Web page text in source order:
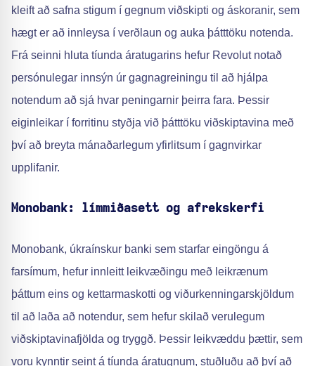
kleift að safna stigum í gegnum viðskipti og áskoranir, sem
hægt er að innleysa í verðlaun og auka þátttöku notenda.
Frá seinni hluta tíunda áratugarins hefur Revolut notað
persónulegar innsýn úr gagnagreiningu til að hjálpa
notendum að sjá hvar peningarnir þeirra fara. Þessir
eiginleikar í forritinu styðja við þátttöku viðskiptavina með
því að breyta mánaðarlegum yfirlitsum í gagnvirkar
upplifanir.
Monobank: límmiðasett og afrekskerfi
Monobank, úkraínskur banki sem starfar eingöngu á
farsímum, hefur innleitt leikvæðingu með leikrænum
þáttum eins og kettarmaskotti og viðurkenningarskjöldum
til að laða að notendur, sem hefur skilað verulegum
viðskiptavinafjölda og tryggð. Þessir leikvæddu þættir, sem
voru kynntir seint á tíunda áratugnum, stuðluðu að því að